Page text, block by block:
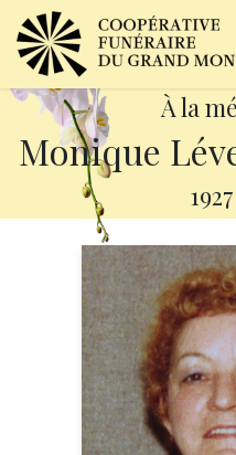
À la
Monique
1927